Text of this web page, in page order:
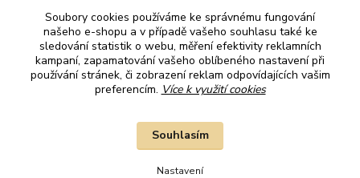
Plaťte u nás bezpečně
Soubory cookies používáme ke správnému fungování
našeho e-shopu a v případě vašeho souhlasu také ke
sledování statistik o webu, měření efektivity reklamních
kampaní, zapamatování vašeho oblíbeného nastavení při
používání stránek, či zobrazení reklam odpovídajících vašim
preferencím. Více k využití cookies
Nastavení
Souhlasím